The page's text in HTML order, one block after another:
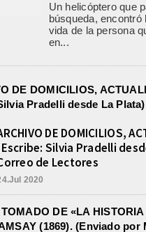
Un helicóptero que
búsqueda,
vida de la persona
en...
DE DOMICILIOS,
Silvia Pradelli
de Lectores
2020